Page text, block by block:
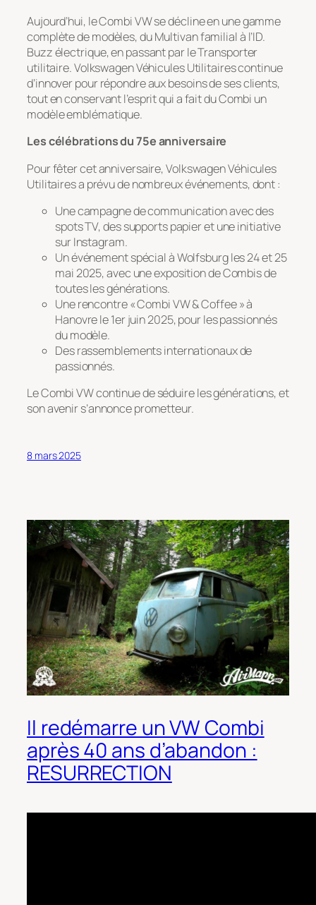
Aujourd’hui, le Combi VW se décline en une gamme
complète de modèles, du Multivan familial à l’ID.
Buzz électrique, en passant par le Transporter
utilitaire. Volkswagen Véhicules Utilitaires continue
d’innover pour répondre aux besoins de ses clients,
tout en conservant l’esprit qui a fait du Combi un
modèle emblématique.
Les célébrations du 75e anniversaire
Pour fêter cet anniversaire, Volkswagen Véhicules
Utilitaires a prévu de nombreux événements, dont :
Une campagne de communication avec des
spots TV, des supports papier et une initiative
sur Instagram.
Un événement spécial à Wolfsburg les 24 et 25
mai 2025, avec une exposition de Combis de
toutes les générations.
Une rencontre « Combi VW & Coffee » à
Hanovre le 1er juin 2025, pour les passionnés
du modèle.
Des rassemblements internationaux de
passionnés.
Le Combi VW continue de séduire les générations, et
son avenir s’annonce prometteur.
8 mars 2025
Il redémarre un VW Combi
après 40 ans d’abandon :
RESURRECTION